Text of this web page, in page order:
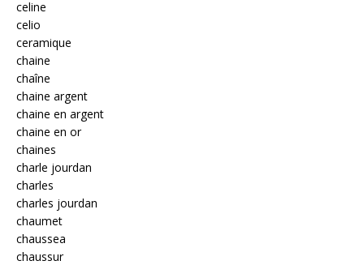
celine
celio
ceramique
chaine
chaîne
chaine argent
chaine en argent
chaine en or
chaines
charle jourdan
charles
charles jourdan
chaumet
chaussea
chaussur